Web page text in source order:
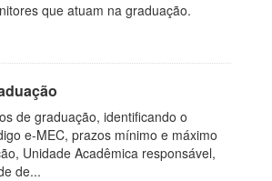
que atuam na graduação.
de graduação, identificando o
e-MEC, prazos mínimo e máximo
Unidade Acadêmica responsável,
de...